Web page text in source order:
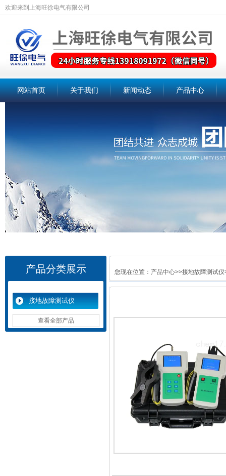
欢迎来到上海旺徐电气有限公司
网站首页 关于我们 新闻动态 产品中心
产品分类展示
接地故障测试仪
查看全部产品
您现在位置： 产品中心>>接地故障测试仪